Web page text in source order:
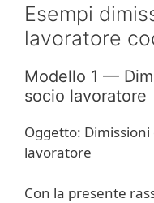
Esempi
lavoratore
Modello 1 —
socio lavoratore
Oggetto:
lavoratore
Con la presente